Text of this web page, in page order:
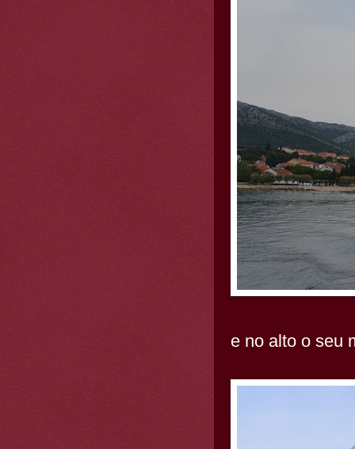
e no alto o seu